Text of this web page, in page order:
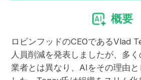
概要
ロビンフッドのCEOであるVlad
人員削減を発表しましたが、多
業者とは異なり、AIをその理由